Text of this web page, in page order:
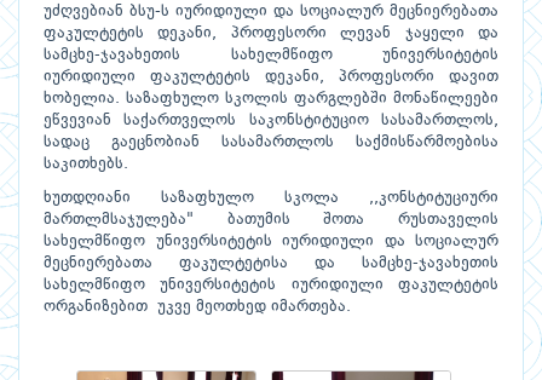
უძღვებიან ბსუ-ს იურიდიული და სოციალურ მეცნიერებათა
ფაკულტეტის დეკანი, პროფესორი ლევან ჯაყელი და
სამცხე-ჯავახეთის სახელმწიფო უნივერსიტეტის
იურიდიული ფაკულტეტის დეკანი, პროფესორი დავით
ხობელია. საზაფხულო სკოლის ფარგლებში მონაწილეები
ეწვევიან საქართველოს საკონსტიტუციო სასამართლოს,
სადაც გაეცნობიან სასამართლოს საქმისწარმოებისა
საკითხებს.
ხუთდღიანი საზაფხულო სკოლა ,,კონსტიტუციური
მართლმსაჯულება" ბათუმის შოთა რუსთაველის
სახელმწიფო უნივერსიტეტის იურიდიული და სოციალურ
მეცნიერებათა ფაკულტეტისა და სამცხე-ჯავახეთის
სახელმწიფო უნივერსიტეტის იურიდიული ფაკულტეტის
ორგანიზებით უკვე მეოთხედ იმართება.